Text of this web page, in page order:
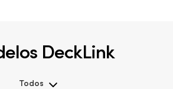
DeckLink
Todos